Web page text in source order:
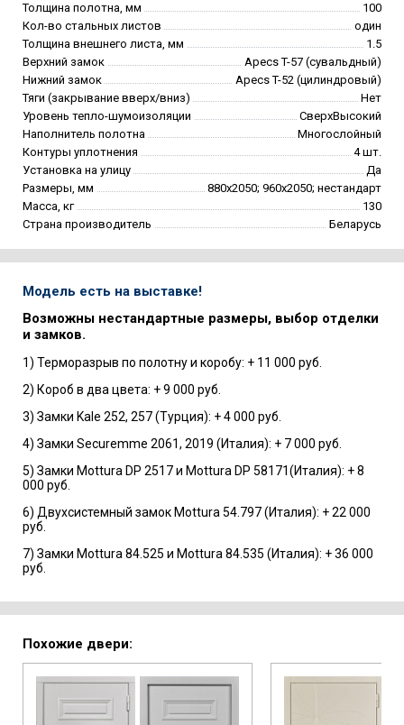
Толщина полотна, мм
100
Кол-во стальных листов
один
Толщина внешнего листа, мм
1.5
Верхний замок
Apecs T-57 (сувальдный)
Нижний замок
Apecs T-52 (цилиндровый)
Тяги (закрывание вверх/вниз)
Нет
Уровень тепло-шумоизоляции
СверхВысокий
Наполнитель полотна
Многослойный
Контуры уплотнения
4 шт.
Установка на улицу
Да
Размеры, мм
880х2050; 960х2050; нестандарт
Масса, кг
130
Страна производитель
Беларусь
Модель есть на выставке!
Возможны нестандартные размеры, выбор отделки
и замков.
1) Терморазрыв по полотну и коробу: + 11 000 руб.
2) Короб в два цвета: + 9 000 руб.
3) Замки Kale 252, 257 (Турция): + 4 000 руб.
4) Замки Securemme 2061, 2019 (Италия): + 7 000 руб.
5) Замки Mottura DP 2517 и Mottura DP 58171(Италия): + 8
000 руб.
6) Двухсистемный замок Mottura 54.797 (Италия): + 22 000
руб.
7) Замки Mottura 84.525 и Mottura 84.535 (Италия): + 36 000
руб.
Похожие двери: